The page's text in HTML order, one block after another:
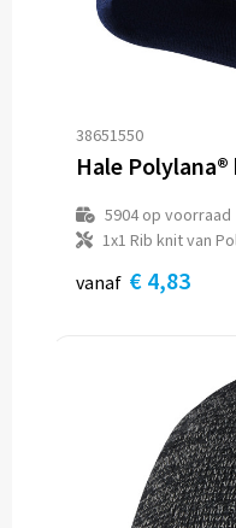
38651550
Hale Polylana®
5904op voorraad
1x1 Rib knit van
vanaf € 4,83